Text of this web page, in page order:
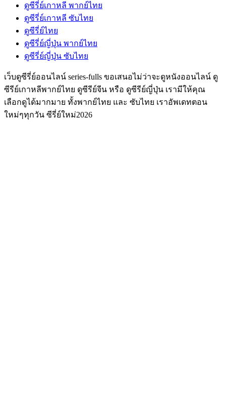
ดูซีรี่ย์เกาหลี พากย์ไทย
ดูซีรี่ย์เกาหลี ซับไทย
ดูซีรี่ย์ไทย
ดูซีรี่ย์ญี่ปุ่น พากย์ไทย
ดูซีรี่ย์ญี่ปุ่น ซับไทย
เว็บดูซีรี่ย์ออนไลน์ series-fulls ขอเสนอไม่ว่าจะดูหนังออนไลน์ ดู
ซีรีย์เกาหลีพากย์ไทย ดูซีรีย์จีน หรือ ดูซีรีย์ญี่ปุ่น เรามีให้คุณ
เลือกดูได้มากมาย ทั้งพากย์ไทย และ ซับไทย เราอัพเดทตอน
ใหม่ๆทุกวัน ซีรี่ย์ใหม่2026